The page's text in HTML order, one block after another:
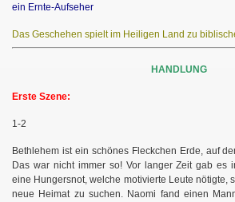
ein Ernte-Aufseher
Das Geschehen spielt im Heiligen Land zu
HANDLUNG
Erste Szene:
1-2
Bethlehem ist ein schönes Fleckchen Erde, auf
Das war nicht immer so! Vor langer Zeit gab es
eine Hungersnot, welche motivierte Leute nötigte,
neue Heimat zu suchen. Naomi fand einen